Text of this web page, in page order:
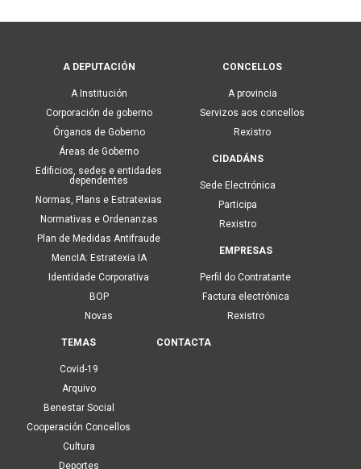
navigation
A DEPUTACIÓN
A Institución
Corporación de goberno
Órganos de Goberno
Áreas de Goberno
Edificios, sedes e entidades
dependentes
Normas, Plans e Estratexias
Normativas e Ordenanzas
Plan de Medidas Antifraude
MencIA: Estratexia IA
Identidade Corporativa
BOP
Novas
CONCELLOS
A provincia
Servizos aos concellos
Rexistro
CIDADÁNS
Sede Electrónica
Participa
Rexistro
EMPRESAS
Perfil do Contratante
Factura electrónica
Rexistro
TEMAS
Covid-19
Arquivo
Benestar Social
Cooperación Concellos
Cultura
Deportes
CONTACTA